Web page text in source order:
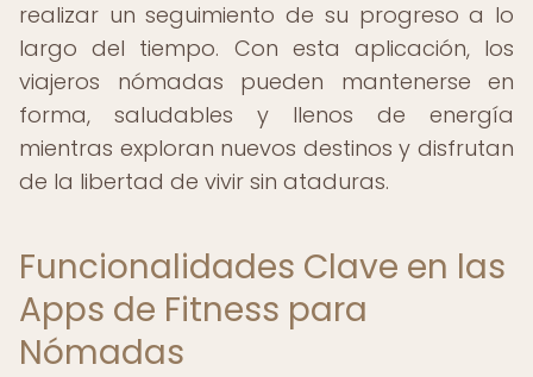
realizar un seguimiento de su progreso a lo
largo del tiempo. Con esta aplicación, los
viajeros nómadas pueden mantenerse en
forma, saludables y llenos de energía
mientras exploran nuevos destinos y disfrutan
de la libertad de vivir sin ataduras.
Funcionalidades Clave en las
Apps de Fitness para
Nómadas